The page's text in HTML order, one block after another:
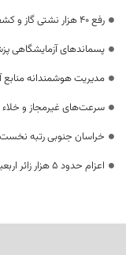
رفع 40 هزار نشتی گاز و کشف 76 مورد سرقت گاز در چهار ماهه نخست سال
پسماندهای آزمایشگاهی
مدیریت هوشمندانه منابع
سرعت‌های غیرمجاز و
خراسان جنوبی رتبه
اعزام حدود 5 هزار زائر اربعین از خراسان جنوبی؛ بازگشت‌ها آغاز شد